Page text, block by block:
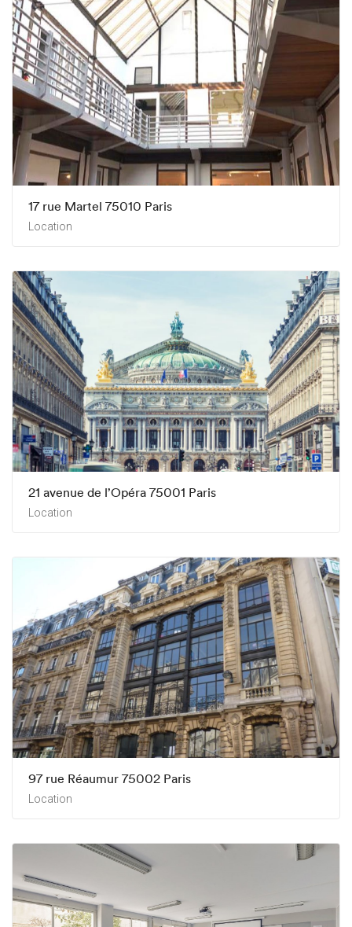
17 rue Martel 75010 Paris
Location
21 avenue de l’Opéra 75001 Paris
Location
97 rue Réaumur 75002 Paris
Location